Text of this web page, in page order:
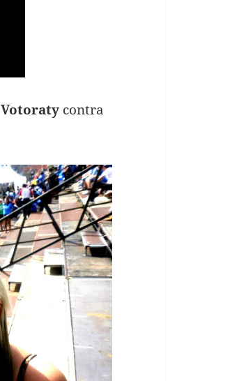
Votoratycontra